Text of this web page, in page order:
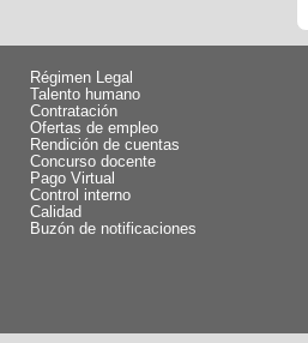
Régimen Legal
Talento humano
Contratación
Ofertas de empleo
Rendición de cuentas
Concurso docente
Pago Virtual
Control interno
Calidad
Buzón de notificaciones